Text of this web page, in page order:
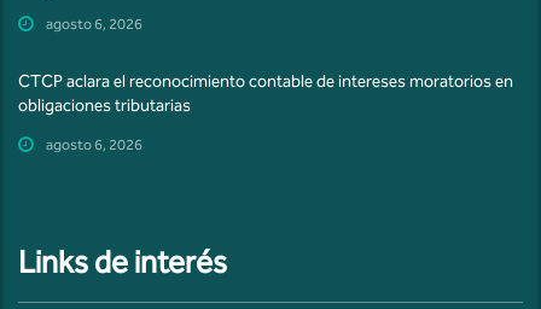
agosto 6, 2026
CTCP aclara el reconocimiento contable de intereses moratorios en
obligaciones tributarias
agosto 6, 2026
Links de interés